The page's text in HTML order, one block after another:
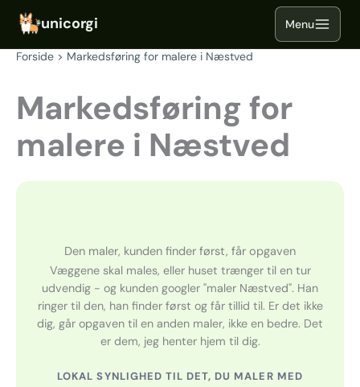
indholdet
Forside Markedsføring for malere i Næstved
Markedsføring for
malere i Næstved
Den maler, kunden finder først, får opgaven
Væggene skal males, eller huset trænger til en tur
udvendig - og kunden googler "maler Næstved". Han
ringer til den, han finder først og får tillid til. Er det ikke
dig, går opgaven til en anden maler, ikke en bedre. Det
er dem, jeg henter hjem til dig.
LOKAL SYNLIGHED TIL DET, DU MALER MED